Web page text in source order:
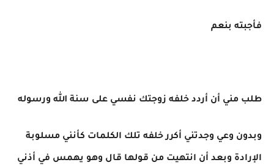
فأجبته بنعم
طلب مني أن أردد خلفه زوجتك نفسي على سنة الله ورسوله
وبدون وعي وجدتني أكرر خلفه تلك الكلمات كأنني مسلوبة
الإرادة وبعد أن انتهيت من قولها قال وهو يهمس في أذني